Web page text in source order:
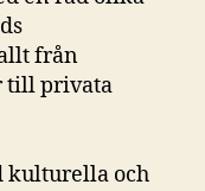
från
till privata
kulturella och